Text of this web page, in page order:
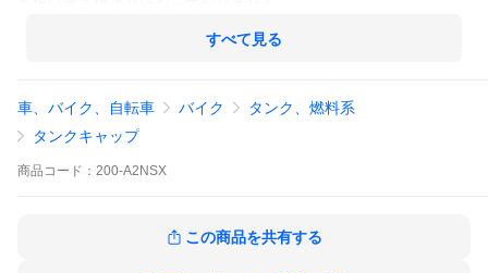
フランジはアルミ製となり、アルミタンク等へ溶接して取り付け
ださい。
すべて見る
車、バイク、自転車 バイク
タンク、燃料系
タンクキャップ
商品 コード： 200-A2NSX
この商品を共有する